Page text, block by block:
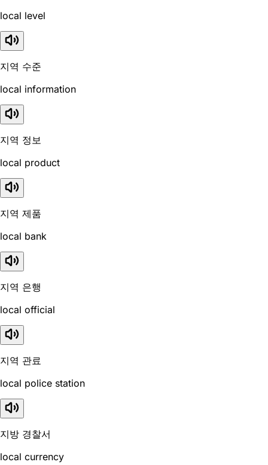
local level
지역 수준
local information
지역 정보
local product
지역 제품
local bank
지역 은행
local official
지역 관료
local police station
지방 경찰서
local currency